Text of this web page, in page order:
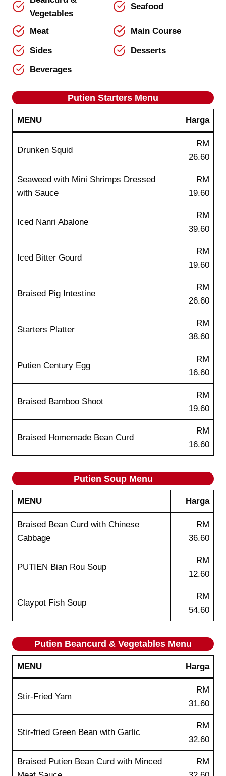
Vegetables
Seafood
Meat
Main Course
Sides
Desserts
Beverages
Putien Starters Menu
MENU Harga
Drunken Squid
RM
26.60
Seaweed with Mini Shrimps Dressed
with Sauce
RM
19.60
Iced Nanri Abalone
RM
39.60
Iced Bitter Gourd
RM
19.60
Braised Pig Intestine
RM
26.60
Starters Platter
RM
38.60
Putien Century Egg
RM
16.60
Braised Bamboo Shoot
RM
19.60
Braised Homemade Bean Curd
RM
16.60
Putien Soup Menu
MENU Harga
Braised Bean Curd with Chinese
Cabbage
RM
36.60
PUTIEN Bian Rou Soup
RM
12.60
Claypot Fish Soup
RM
54.60
Putien Beancurd & Vegetables Menu
MENU Harga
Stir-Fried Yam
RM
31.60
Stir-fried Green Bean with Garlic
RM
32.60
Braised Putien Bean Curd with Minced
RM